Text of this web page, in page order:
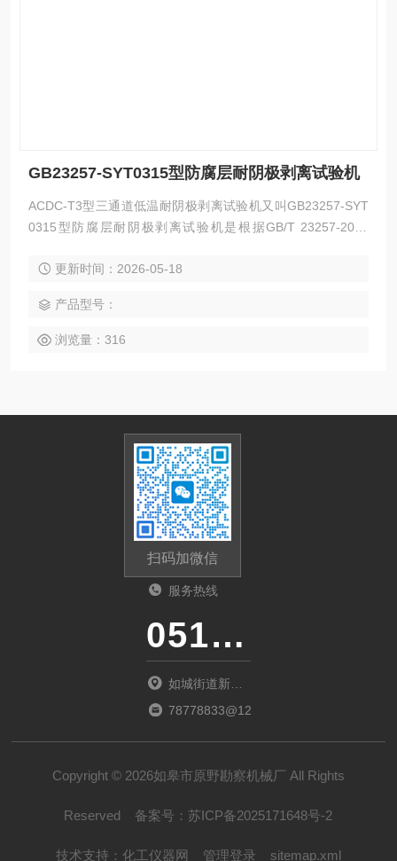
GB23257-SYT0315型防腐层耐阴极剥离试验机
ACDC-T3型三通道低温耐阴极剥离试验机又叫GB23257-SYT
0315型防腐层耐阴极剥离试验机是根据GB/T 23257-2017
清漆暴露在海水中的涂层耐阴极剥离性能的测定》，GB/T 262
对涂层耐阴极剥离的实验要求规范研制的一款设备。
更新时间：2026-05-18
产品型号：
浏览量：316
扫码加微信
服务热线
0513-87510026
如城街道新北
商城D1幢02室
78778833@126.com
Copyright © 2026如皋市原野勘察机械厂 All Rights
Reserved 备案号：苏ICP备2025171648号-2
技术支持： 化工仪器网 管理登录 sitemap.xml